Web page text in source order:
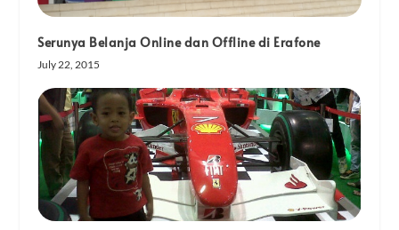
Serunya Belanja Online dan Offline di Erafone
July 22, 2015